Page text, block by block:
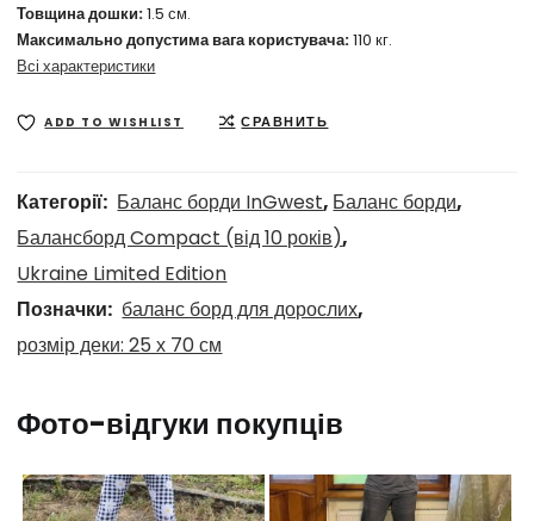
Товщина дошки:1.5 см.
Максимально допустима вага користувача:110 кг.
Всі характеристики
ADD TO WISHLIST СРАВНИТЬ
Категорії: Баланс борди InGwest, Баланс борди,
Балансборд Compact (від 10 років),
Ukraine Limited Edition
Позначки: баланс борд для дорослих,
розмір деки: 25 х 70 см
Фото-відгуки покупців